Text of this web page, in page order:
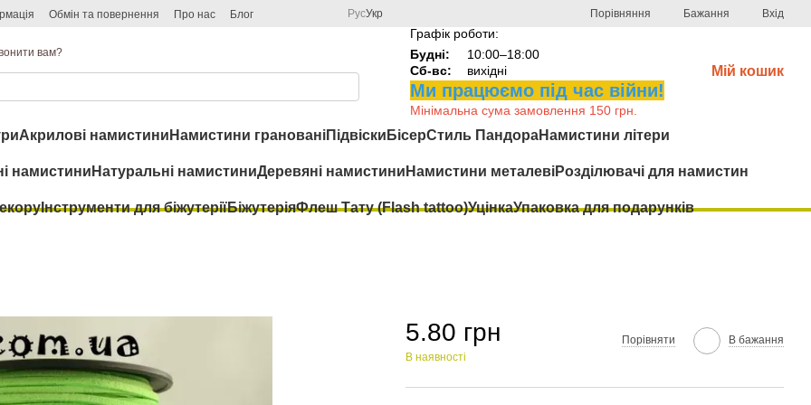
Обмін та повернення Про нас Блог РусУкр Порівняння Бажання Вхід
вам?
Графік роботи:
Будні:
10:00–18:00
Сб-вс:
вихідні
Ми працюємо під час війни!
Мінімальна сума замовлення 150 грн.
Мій кошик
Акрилові намистини Намистини гранованіПідвіски БісерСтиль ПандораНамистини літери
намистини Натуральні намистиниДеревяні намистини Намистини металевіРозділювачі для намистин
Інструменти для біжутеріїБіжутеріяФлеш Тату (Flash tattoo)УцінкаУпаковка для подарунків
5.80 грн
В наявності
Порівняти В бажання